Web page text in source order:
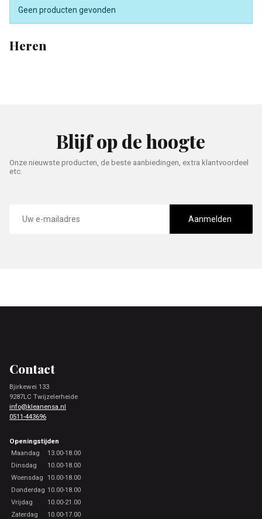
Geen producten gevonden
Heren
Blijf op de hoogte
Onze nieuwste producten, de beste aanbiedingen, extra klantvoordeel
etc.
mailadres
Aanmelden
Contact
Bjirkewei 133
9287LC Twijzelerheide
info@kleanensa.nl
0511-443696
Openingstijden
Maandag
13.00-18.00
Dinsdag
10.00-18.00
Woensdag 10.00-18.00
Donderdag 10.00-18.00
Vrijdag
10.00-21.00
Zaterdag
10.00-17.00